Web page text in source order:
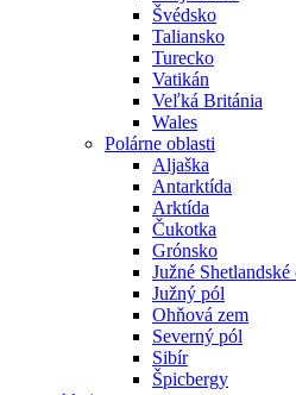
Švédsko
Taliansko
Turecko
Vatikán
Veľká Británia
Wales
Polárne oblasti
Aljaška
Antarktída
Arktída
Čukotka
Grónsko
Južné
Južný pól
Ohňová zem
Severný pól
Sibír
Špicbergy